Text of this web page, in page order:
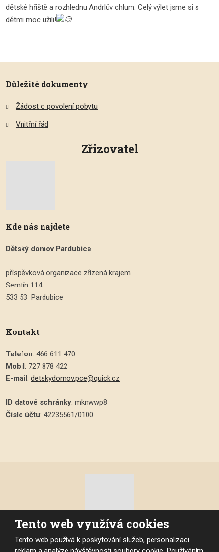
dětské hřiště a rozhlednu Andrlův chlum. Celý výlet jsme si s
dětmi moc užili!
Důležité dokumenty
Žádost o povolení pobytu
Vnitřní řád
Zřizovatel
Kde nás najdete
Dětský domov Pardubice
příspěvková organizace zřízená krajem
Semtín 114
533 53 Pardubice
Kontakt
Telefon: 466 611 470
Mobil: 727 878 422
E-mail: detskydomov.pce@quick.cz
ID datové schránky: mknwwp8
Číslo účtu: 42235561/0100
Mapa stránek |Podmínky použití | Prohlášení o přístupnosti
Tento web využívá cookies
Tento web používá k poskytování služeb, personalizaci